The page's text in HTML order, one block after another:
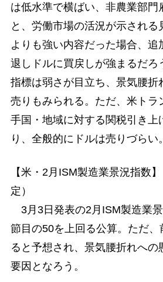
は低水準で横ばい、非農業部門
と、労働市場の活況が示される
よりも強い内容だった場合、追
退しドルに買戻しが強まるだろ
指標は弱さが目立ち、景気腰折
売りもみられる。ただ、米トラ
手国・地域に対する関税引き上
り、全般的にドルは売りづらい。
【米・2月ISM製造業景況指数
定）
3月3日発表の2月ISM製造業景
節目の50を上回る公算。ただ、
ると予想され、景気腰折れへの
要因となろう。